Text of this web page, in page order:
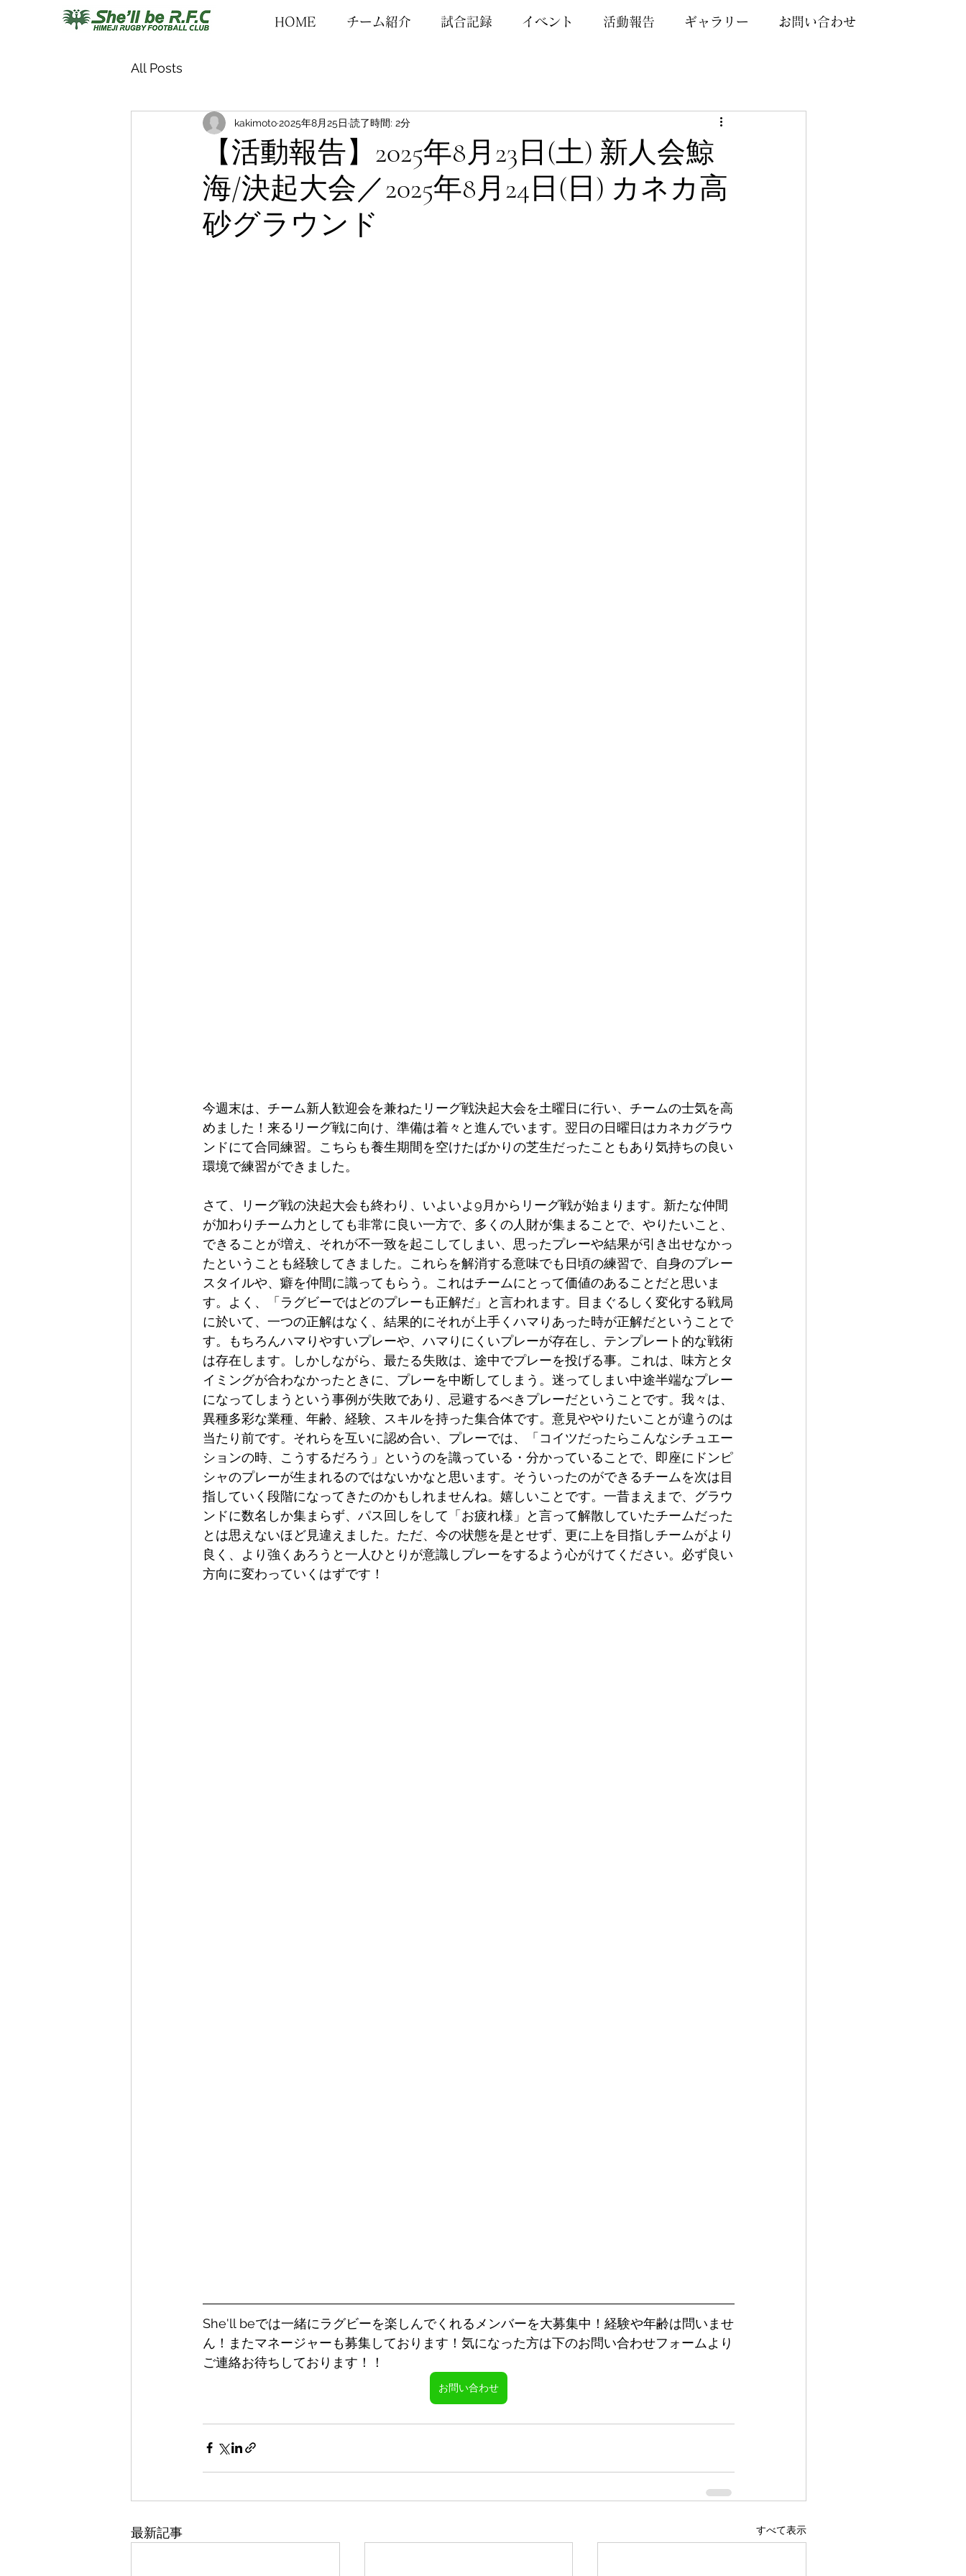
HOME チーム紹介 試合記録 イベント 活動報告 ギャラリー お問い合わせ
All Posts
【活動報告】2025年8月23日(土) 新人会鯨
海/決起大会／2025年8月24日(日) カネカ高
砂グラウンド
kakimoto2025年8月25日 読了時間: 2分
今週末は、チーム新人歓迎会を兼ねたリーグ戦決起大会を土曜日に行い、チームの士気を高
めました！来るリーグ戦に向け、準備は着々と進んでいます。翌日の日曜日はカネカグラウ
ンドにて合同練習。こちらも養生期間を空けたばかりの芝生だったこともあり気持ちの良い
環境で練習ができました。
さて、リーグ戦の決起大会も終わり、いよいよ9月からリーグ戦が始まります。新たな仲間
が加わりチーム力としても非常に良い一方で、多くの人財が集まることで、やりたいこと、
できることが増え、それが不一致を起こしてしまい、思ったプレーや結果が引き出せなかっ
たということも経験してきました。これらを解消する意味でも日頃の練習で、自身のプレー
スタイルや、癖を仲間に識ってもらう。これはチームにとって価値のあることだと思いま
す。よく、「ラグビーではどのプレーも正解だ」と言われます。目まぐるしく変化する戦局
に於いて、一つの正解はなく、結果的にそれが上手くハマりあった時が正解だということで
す。もちろんハマりやすいプレーや、ハマりにくいプレーが存在し、テンプレート的な戦術
は存在します。しかしながら、最たる失敗は、途中でプレーを投げる事。これは、味方とタ
イミングが合わなかったときに、プレーを中断してしまう。迷ってしまい中途半端なプレー
になってしまうという事例が失敗であり、忌避するべきプレーだということです。我々は、
異種多彩な業種、年齢、経験、スキルを持った集合体です。意見ややりたいことが違うのは
当たり前です。それらを互いに認め合い、プレーでは、「コイツだったらこんなシチュエー
ションの時、こうするだろう」というのを識っている・分かっていることで、即座にドンピ
シャのプレーが生まれるのではないかなと思います。そういったのができるチームを次は目
指していく段階になってきたのかもしれませんね。嬉しいことです。一昔まえまで、グラウ
ンドに数名しか集まらず、パス回しをして「お疲れ様」と言って解散していたチームだった
とは思えないほど見違えました。ただ、今の状態を是とせず、更に上を目指しチームがより
良く、より強くあろうと一人ひとりが意識しプレーをするよう心がけてください。必ず良い
方向に変わっていくはずです！
She'll beでは一緒にラグビーを楽しんでくれるメンバーを大募集中！経験や年齢は問いませ
ん！またマネージャーも募集しております！気になった方は下のお問い合わせフォームより
ご連絡お待ちしております！！
お問い合わせ
最新記事 すべて表示